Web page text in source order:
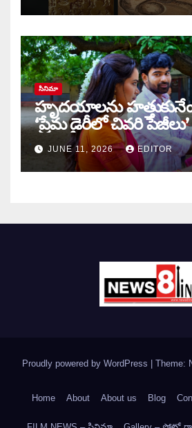
సినిమా
హృదయాలను
‘ప్రేమ డైరీలో చివరి పేజీలు’
JUNE 11, 2026 EDITOR
Proudly powered by WordPress Theme:
Home About About us Blog